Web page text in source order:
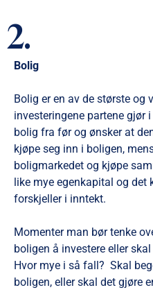
2.
Bolig
Bolig er en av de største og
investeringene partene gjør
bolig fra før og ønsker at
kjøpe seg inn i boligen,
boligmarkedet og kjøpe
like mye egenkapital og det
forskjeller i inntekt.
Momenter man bør tenke
boligen å investere eller
Hvor mye i så fall? Skal
boligen, eller skal det gjøre